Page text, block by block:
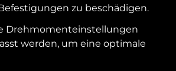
zu beschädigen.
Drehmomenteinstellungen
werden, um eine optimale